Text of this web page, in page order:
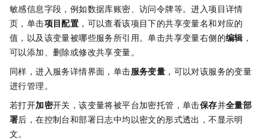
敏感信息字段，例如数据库账密、访问令牌等。进入项目详情
页，单击项目配置 ，可以查看该项目下的共享变量名和对应的
值，以及该变量被哪些服务所引用。单击共享变量右侧的编辑 ，
可以添加、删除或修改共享变量。
同样，进入服务详情界面，单击服务变量 ，可以对该服务的变量
进行管理。
若打开加密开关，该变量将被平台加密托管，单击保存并全量部
署后，在控制台和部署日志中均以密文的形式透出，不显示明
文。